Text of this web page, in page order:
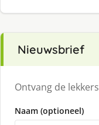
Nieuwsbrief
Ontvang de
Naam (optioneel)